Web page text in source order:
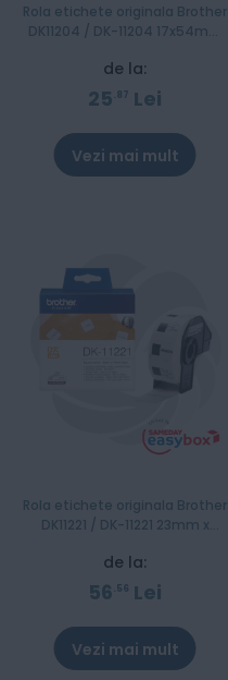
Rola etichete originala Brother
DK11204 / DK-11204 17x54mm
de la:
25 87 Lei
Vezi mai mult
Stoc epuizat
Rola etichete originala Brother
DK11221 / DK-11221 23mm x
de la:
56 56 Lei
Vezi mai mult
Stoc epuizat